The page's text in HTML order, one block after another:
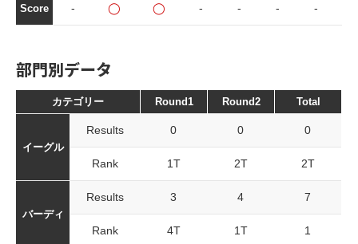
Score - ◯ ◯ - - - -
部門別データ
カテゴリー Round1 Round2 Total
イーグル
Results 0 0 0
Rank 1T 2T 2T
バーディ
Results 3 4 7
Rank 4T 1T 1